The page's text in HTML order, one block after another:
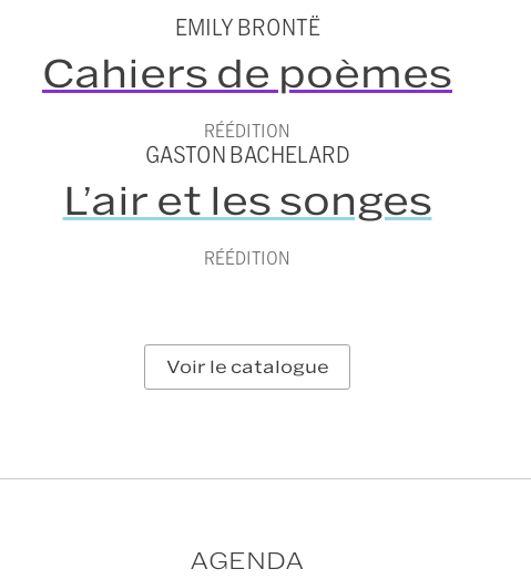
EMILY BRONTË
Cahiers de poèmes
RÉÉDITION
GASTON BACHELARD
L’air et les songes
RÉÉDITION
Voir le catalogue
AGENDA